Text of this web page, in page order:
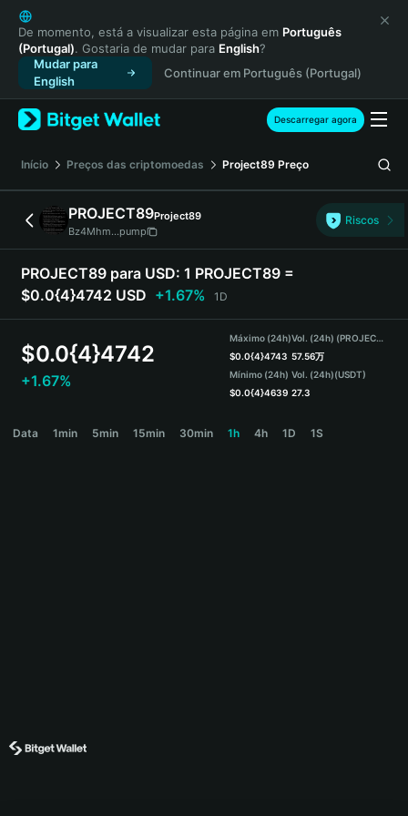
English
日本語
Tiếng Việt
Русский
Español (Latinoamérica)
Türkçe
Français
Deutsch
简体中文
繁體中文
Português (Portugal)
Bahasa Indonesia
ภาษาไทย
हिन्दी
Español
Português (Brasil)
De momento, está a visualizar esta página em Português
(Portugal). Gostaria de mudar para English?
Mudar para
English
Continuar em Português (Portugal)
Descarregar agora
Início Preços das criptomoedas Project89 Preço
PROJECT89Project89
Bz4Mhm...pump
Riscos
PROJECT89 para USD: 1 PROJECT89 =
$0.0{4}4742 USD +1.67% 1D
$0.0{4}4742
+1.67%
Máximo (24h)
$0.0{4}4743
Mínimo (24h)
$0.0{4}4639
Vol. (24h) (PROJECT89)
57.56万
Vol. (24h)(USDT)
27.3
Data 1min 5min 15min 30min 1h 4h 1D 1S